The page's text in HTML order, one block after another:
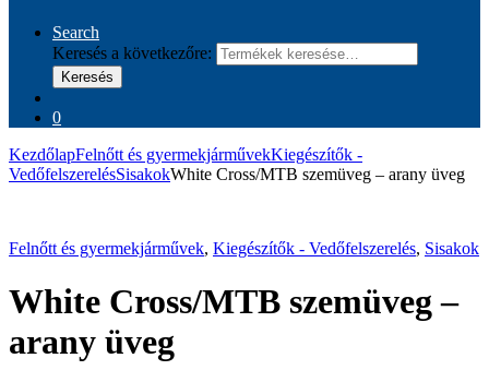
Search
Keresés a következőre:
Keresés
0
KezdőlapFelnőtt és gyermekjárművekKiegészítők -
VedőfelszerelésSisakokWhite Cross/MTB szemüveg – arany üveg
Felnőtt és gyermekjárművek, Kiegészítők - Vedőfelszerelés, Sisakok
White Cross/MTB szemüveg –
arany üveg